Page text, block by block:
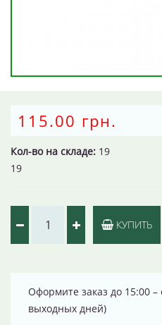
115.00 грн.
Кол-во на складе: 19
19
КУПИТЬ
Оформите заказ до 15:00
выходных дней)